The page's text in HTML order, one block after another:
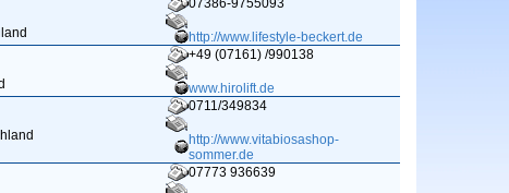
07386-9755093
http://www.lifestyle-beckert.de
+49 (07161) /990138
www.hirolift.de
0711/349834
http://www.vitabiosashop-
sommer.de
07773 936639